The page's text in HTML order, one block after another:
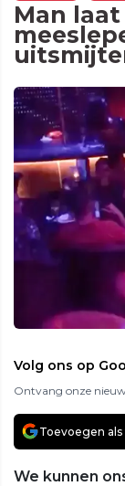
Man
Volg ons op
Ontvang onze
Toevoegen
We kunnen